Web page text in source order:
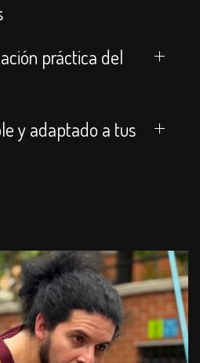
práctica del
y adaptado a tus